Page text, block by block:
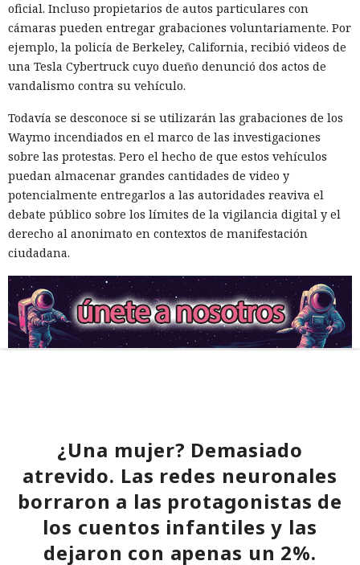
oficial. Incluso propietarios de autos particulares con
cámaras pueden entregar grabaciones voluntariamente. Por
ejemplo, la policía de Berkeley, California, recibió videos de
una Tesla Cybertruck cuyo dueño denunció dos actos de
vandalismo contra su vehículo.
Todavía se desconoce si se utilizarán las grabaciones de los
Waymo incendiados en el marco de las investigaciones
sobre las protestas. Pero el hecho de que estos vehículos
puedan almacenar grandes cantidades de video y
potencialmente entregarlos a las autoridades reaviva el
debate público sobre los límites de la vigilancia digital y el
derecho al anonimato en contextos de manifestación
ciudadana.
¿Una mujer? Demasiado
atrevido. Las redes neuronales
borraron a las protagonistas de
los cuentos infantiles y las
dejaron con apenas un 2%.